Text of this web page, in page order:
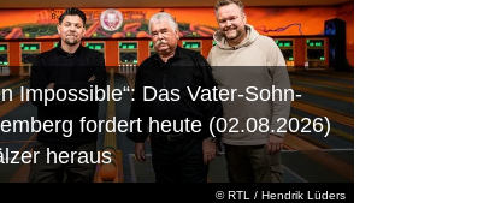
© RTL/ Hendrik Lüders
Impossible“: Das Vater-Sohn-
fordert heute (02.08.2026)
heraus